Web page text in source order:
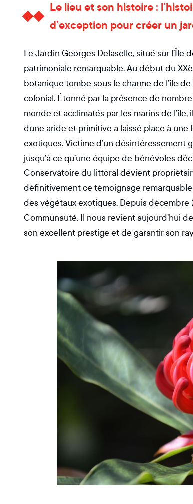
Le lieu et son histoire :
d’exception pour créer un
Le Jardin Georges Delaselle, situé sur l’Île
patrimoniale remarquable. Au début du
botanique tombe sous le charme de l’île
colonial. Étonné par la présence de
monde et acclimatés par les marins de
dune aride et primitive a laissé place à
exotiques. Victime d’un désintéressement
jusqu’à ce qu’une équipe de bénévoles
Conservatoire du littoral devient
définitivement ce témoignage
des végétaux exotiques. Depuis
Communauté. Il nous revient aujourd’hui
son excellent prestige et de garantir son